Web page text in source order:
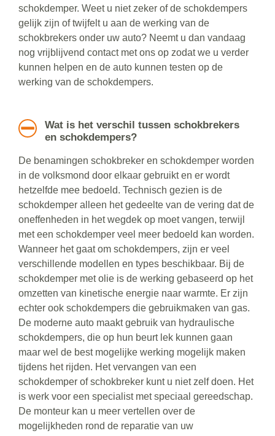
schokdemper. Weet u niet zeker of de schokdempers
gelijk zijn of twijfelt u aan de werking van de
schokbrekers onder uw auto? Neemt u dan vandaag
nog vrijblijvend contact met ons op zodat we u verder
kunnen helpen en de auto kunnen testen op de
werking van de schokdempers.
Wat is het verschil tussen schokbrekers
en schokdempers?
De benamingen schokbreker en schokdemper worden
in de volksmond door elkaar gebruikt en er wordt
hetzelfde mee bedoeld. Technisch gezien is de
schokdemper alleen het gedeelte van de vering dat de
oneffenheden in het wegdek op moet vangen, terwijl
met een schokdemper veel meer bedoeld kan worden.
Wanneer het gaat om schokdempers, zijn er veel
verschillende modellen en types beschikbaar. Bij de
schokdemper met olie is de werking gebaseerd op het
omzetten van kinetische energie naar warmte. Er zijn
echter ook schokdempers die gebruikmaken van gas.
De moderne auto maakt gebruik van hydraulische
schokdempers, die op hun beurt lek kunnen gaan
maar wel de best mogelijke werking mogelijk maken
tijdens het rijden. Het vervangen van een
schokdemper of schokbreker kunt u niet zelf doen. Het
is werk voor een specialist met speciaal gereedschap.
De monteur kan u meer vertellen over de
mogelijkheden rond de reparatie van uw